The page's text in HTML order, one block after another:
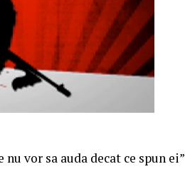
vor sa auda decat ce spun ei”